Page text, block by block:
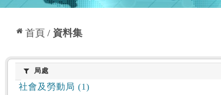
首頁 資料集
:::
局處局處
社會及勞動局 (1)